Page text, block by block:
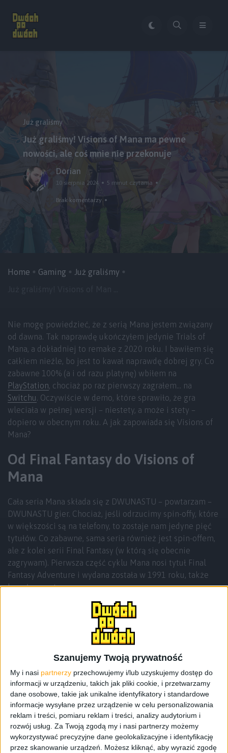
Szanujemy Twoją prywatność
My i nasi partnerzy przechowujemy i/lub uzyskujemy dostęp do
informacji w urządzeniu, takich jak pliki cookie, i przetwarzamy
dane osobowe, takie jak unikalne identyfikatory i standardowe
informacje wysyłane przez urządzenie w celu personalizowania
reklam i treści, pomiaru reklam i treści, analizy audytorium i
rozwój usług. Za Twoją zgodą my i nasi partnerzy możemy
wykorzystywać precyzyjne dane geolokalizacyjne i identyfikację
przez skanowanie urządzeń. Możesz kliknąć, aby wyrazić zgodę
Już graliśmy
Już graliśmy! Visions of Mana ma pewne
nowości, ale coś mnie nie przekonuje
Dorian
10 sierpnia 2024 5 minut czytania
Brak komentarzy
Home Gaming
Już graliśmy
Nie mogę powiedzieć, że z serią Mana jestem związany
od dawna. Tak naprawdę ukończyłem jedynie Trials of
Mana, a dokładniej to remake z 2020 roku. I bawiłem się
całkiem nieźle, bo jest to kawał naprawdę dobrej gry. Co
zabawne 100% (a i od razu platynę) wbiłem na
PlayStation, chociaż po raz pierwszy zagrałem… na
Switchu. Oczywiście w demo, które sprawiło, że gra
wleciała w pełnej wersji – niestety, a może i stety –
dopiero w obecnym roku. A jak zapowiada się Visions of
Mana?
Od Final Fantasy do Visions of
Mana
Cała seria Mana składa się z DWUNASTU – powtarzam –
DWUNASTU gier. Chociaż, jeśli odrzucimy spin-offy, które
w większości są na telefony, to zostaje nam jedyne pięć
tytułów. Co zabawne, sama seria również jest spin-offem,
ale z kolei serii Final Fantasy (w którą się obecnie
zagrywam). Pierwsza część cyklu Mana nosi tytuł Final
Fantasy Adventure i wydana została w 1991 roku, także
kawał czasu temu.
Visions of Mana